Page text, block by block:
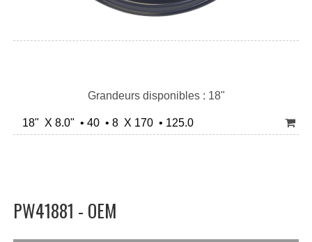
Grandeurs disponibles : 18"
18" X 8.0" • 40 • 8 X 170 • 125.0
PW41881 - OEM